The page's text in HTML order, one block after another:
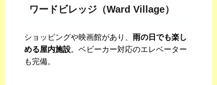
ワードビレッジ（Ward Village）
ショッピングや映画館があり、 雨の日でも楽し
める屋内施設。ベビーカー対応のエレベーター
も完備。